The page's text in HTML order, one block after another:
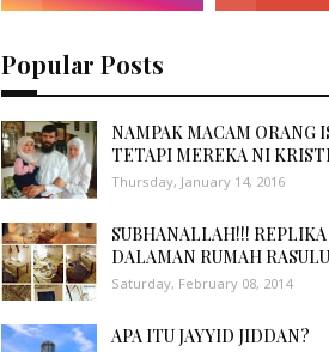
Popular Posts
NAMPAK MACAM ORANG
TETAPI MEREKA NI
Thursday, January 14, 2016
SUBHANALLAH!!!
Saturday, February 08, 2014
APA ITU JAYYID JIDDAN?